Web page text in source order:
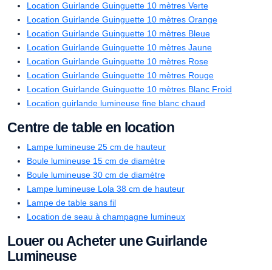
Location Guirlande Guinguette 10 mètres Verte
Location Guirlande Guinguette 10 mètres Orange
Location Guirlande Guinguette 10 mètres Bleue
Location Guirlande Guinguette 10 mètres Jaune
Location Guirlande Guinguette 10 mètres Rose
Location Guirlande Guinguette 10 mètres Rouge
Location Guirlande Guinguette 10 mètres Blanc Froid
Location guirlande lumineuse fine blanc chaud
Centre de table en location
Lampe lumineuse 25 cm de hauteur
Boule lumineuse 15 cm de diamètre
Boule lumineuse 30 cm de diamètre
Lampe lumineuse Lola 38 cm de hauteur
Lampe de table sans fil
Location de seau à champagne lumineux
Louer ou Acheter une Guirlande
Lumineuse